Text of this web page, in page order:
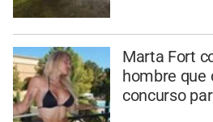
Marta Fort
hombre que
concurso